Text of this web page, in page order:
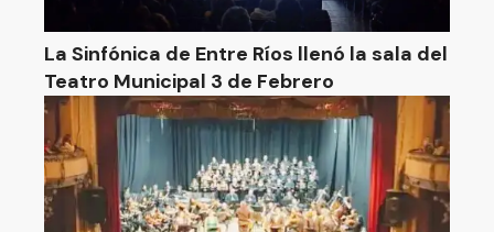
La Sinfónica de Entre Ríos llenó la sala del
Teatro Municipal 3 de Febrero